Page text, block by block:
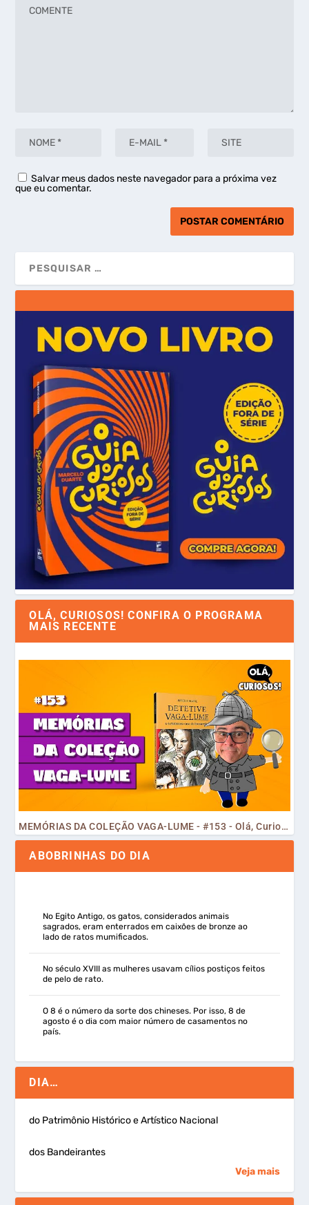
Salvar meus dados neste navegador para a próxima vez
que eu comentar.
OLÁ, CURIOSOS! CONFIRA O PROGRAMA
MAIS RECENTE
MEMÓRIAS DA COLEÇÃO VAGA-LUME - #153 - Olá, Curiosos! 2023
ABOBRINHAS DO DIA
No Egito Antigo, os gatos, considerados animais
sagrados, eram enterrados em caixões de bronze ao
lado de ratos mumificados.
No século XVIII as mulheres usavam cílios postiços feitos
de pelo de rato.
O 8 é o número da sorte dos chineses. Por isso, 8 de
agosto é o dia com maior número de casamentos no
país.
DIA…
do Patrimônio Histórico e Artístico Nacional
dos Bandeirantes
Veja mais